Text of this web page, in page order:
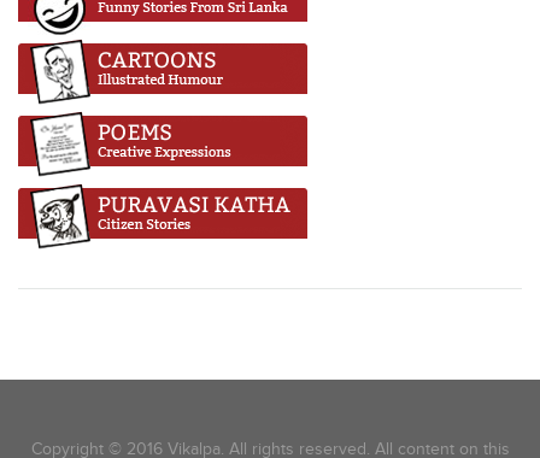
Copyright © 2016 Vikalpa. All rights reserved. All content on this